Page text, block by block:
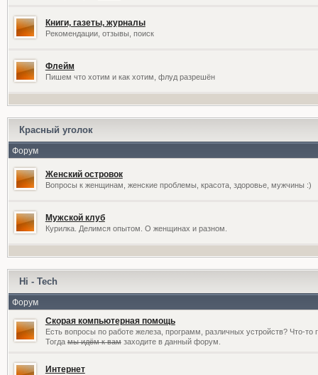
Книги, газеты, журналы
Рекомендации, отзывы, поиск
Флейм
Пишем что хотим и как хотим, флуд разрешён
Красный уголок
Форум
Женский островок
Вопросы к женщинам, женские проблемы, красота, здоровье, мужчины :)
Мужской клуб
Курилка. Делимся опытом. О женщинах и разном.
Hi - Tech
Форум
Скорая компьютерная помощь
Есть вопросы по работе железа, программ, различных устройств? Что-то
Тогдамы идём к вамзаходите в данный форум.
Интернет